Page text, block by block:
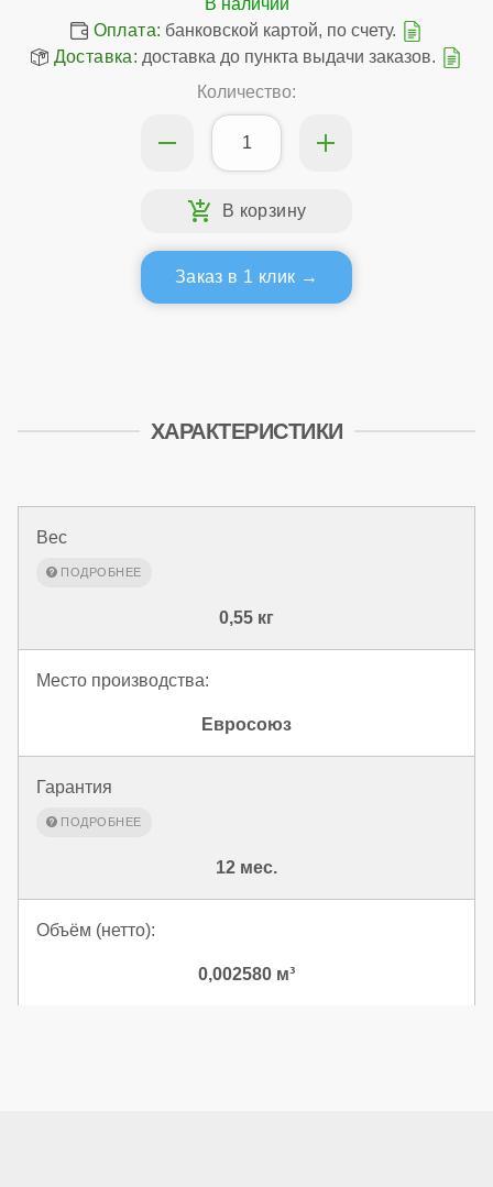
Оплата: банковской картой, по счету.
Доставка: доставка до пункта выдачи заказов.
Количество:
Заказ в 1 клик
ХАРАКТЕРИСТИКИ
Вес
0,55 кг
Место производства:
Евросоюз
Гарантия
12 мес.
Объём (нетто):
0,002580 м³